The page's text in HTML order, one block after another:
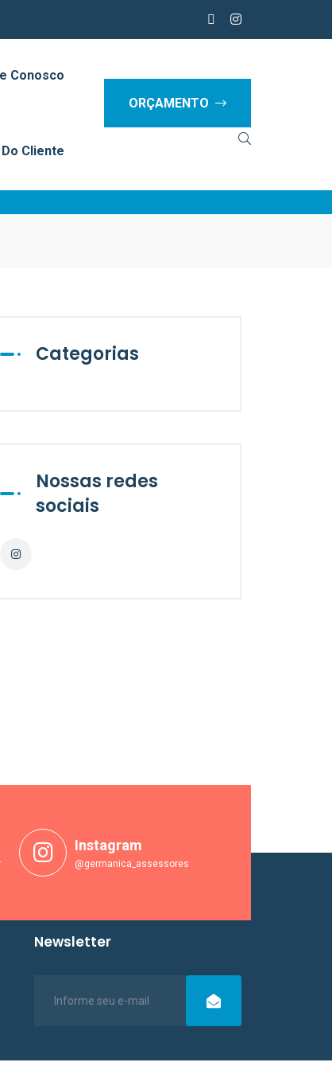
Conosco
Cliente
ORÇAMENTO
Categorias
Nossas redes
sociais
Instagram
@germanica_assessores
Newsletter